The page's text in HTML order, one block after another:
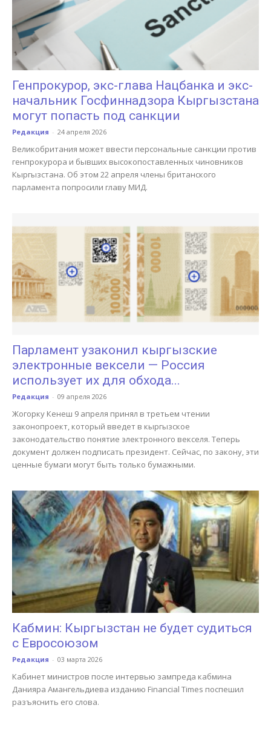
Генпрокурор, экс-глава Нацбанка и экс-
начальник Госфиннадзора Кыргызстана
могут попасть под санкции
Редакция - 24 апреля 2026
Великобритания может ввести персональные санкции против
генпрокурора и бывших высокопоставленных чиновников
Кыргызстана. Об этом 22 апреля члены британского
парламента попросили главу МИД.
Парламент узаконил кыргызские
электронные вексели — Россия
использует их для обхода...
Редакция - 09 апреля 2026
Жогорку Кенеш 9 апреля принял в третьем чтении
законопроект, который введет в кыргызское
законодательство понятие электронного векселя. Теперь
документ должен подписать президент. Сейчас, по закону, эти
ценные бумаги могут быть только бумажными.
Кабмин: Кыргызстан не будет судиться
с Евросоюзом
Редакция - 03 марта 2026
Кабинет министров после интервью зампреда кабмина
Данияра Амангельдиева изданию Financial Times поспешил
разъяснить его слова.